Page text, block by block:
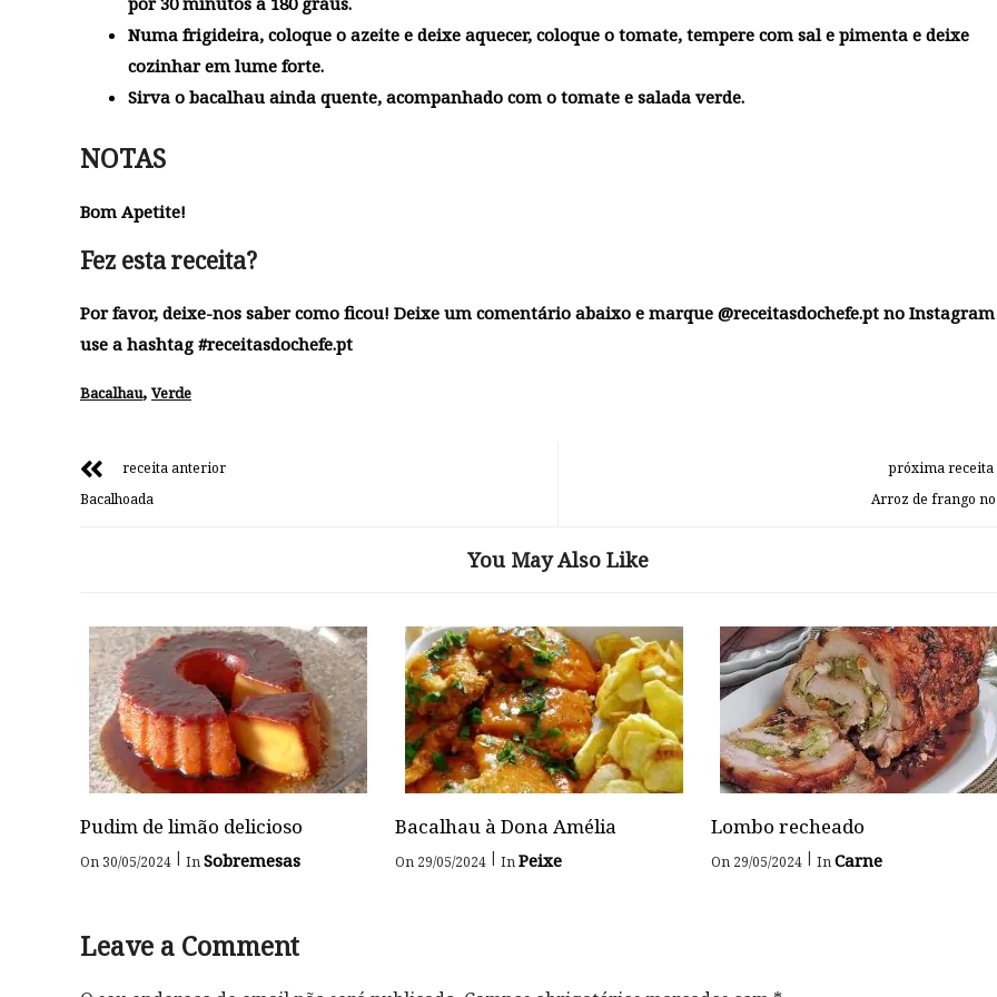
Numa frigideira, coloque o azeite e deixe aquecer, coloque o tomate, tempere com sal e pimenta e deixe
cozinhar em lume forte.
Sirva o bacalhau ainda quente, acompanhado com o tomate e salada verde.
NOTAS
Bom Apetite!
Fez esta receita?
Por favor, deixe-nos saber como ficou! Deixe um comentário abaixo e marque @receitasdochefe.pt no Instagram
use a hashtag #receitasdochefe.pt
Bacalhau, Verde
receita anterior
Bacalhoada
próxima receita
Arroz de frango
You May Also Like
Pudim de limão delicioso
On 30/05/2024 | InSobremesas
Bacalhau à Dona Amélia
On 29/05/2024 | InPeixe
Lombo recheado
On 29/05/2024 | InCarne
Leave a Comment